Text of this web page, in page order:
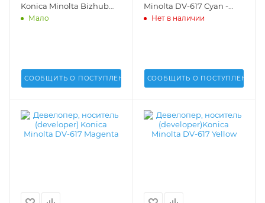
Konica Minolta Bizhub
PRO C5500, C5501, C6000
A1DU504203, A50U500101
Мало
СООБЩИТЬ О ПОСТУПЛЕНИИ
Minolta DV-617 Cyan -
A1U9960
Нет в наличии
СООБЩИТЬ О ПОСТУПЛЕНИИ